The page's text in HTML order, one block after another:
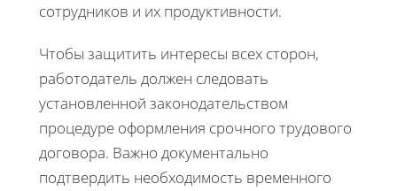
сотрудников и их продуктивности.
Чтобы защитить интересы всех сторон,
работодатель должен следовать
установленной законодательством
процедуре оформления срочного трудового
договора. Важно документально
подтвердить необходимость временного